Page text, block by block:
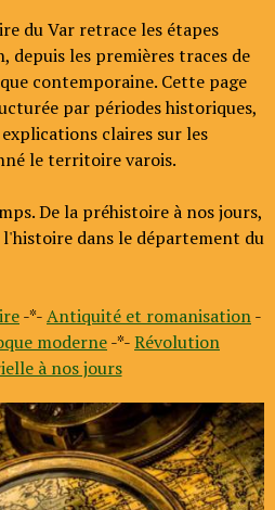
du Var retrace les étapes
depuis les premières traces de
contemporaine. Cette page
par périodes historiques,
explications claires sur les
le territoire varois.
De la préhistoire à nos jours,
dans le département du
-*-Antiquité et romanisation-
moderne-*-Révolution
à nos jours